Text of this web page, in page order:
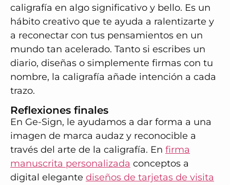
caligrafía en algo significativo y bello. Es un
hábito creativo que te ayuda a ralentizarte y
a reconectar con tus pensamientos en un
mundo tan acelerado. Tanto si escribes un
diario, diseñas o simplemente firmas con tu
nombre, la caligrafía añade intención a cada
trazo.
Reflexiones finales
En Ge-Sign, le ayudamos a dar forma a una
imagen de marca audaz y reconocible a
través del arte de la caligrafía. En firma
manuscrita personalizada conceptos a
digital elegante diseños de tarjetas de visita